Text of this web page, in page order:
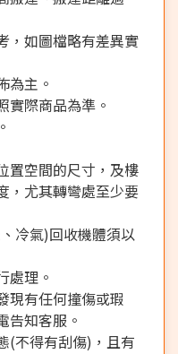
，如圖檔略有差異實
為主。
際商品為準。
置空間的尺寸，及樓
，尤其轉彎處至少要
冷氣)回收機體須以
處理。
現有任何撞傷或瑕
告知客服。
(不得有刮傷)，且有